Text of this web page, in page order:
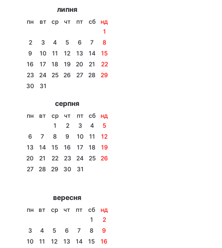
Інтерв'ю
Архів
Контакти
Тема оформлення
липня
пн вт ср чт пт сб
нд
1
2
3 4 5 6 7
8
9
10 11 12 13 14
15
16
17 18 19 20 21
22
23
24 25 26 27 28
29
30
31
серпня
пн вт ср чт пт сб
нд
1
2 3 4
5
6
7 8 9 10 11
12
13
14 15 16 17 18
19
20
21 22 23 24 25
26
27
28 29 30 31
вересня
пн вт ср чт пт сб
нд
1
2
3
4 5 6 7 8
9
10
11 12 13 14 15
16